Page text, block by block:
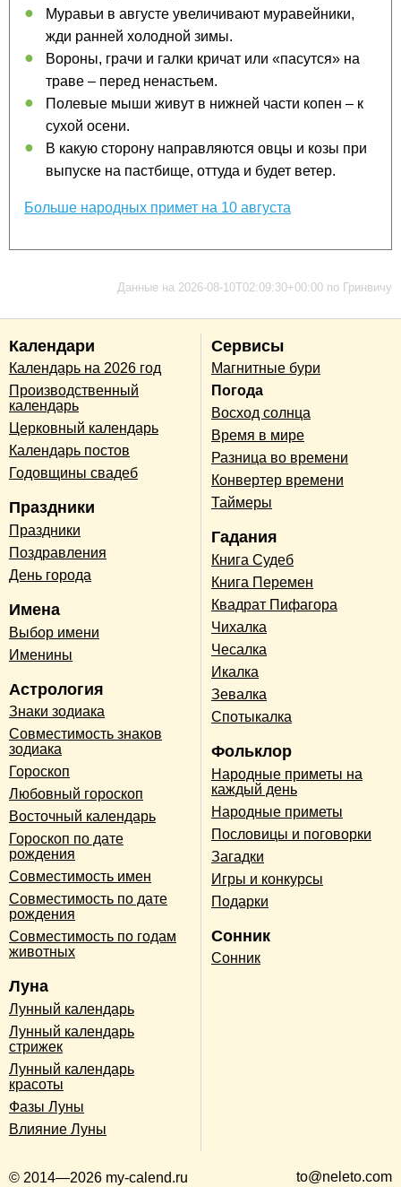
Муравьи в августе увеличивают муравейники,
жди ранней холодной зимы.
Вороны, грачи и галки кричат или «пасутся» на
траве – перед ненастьем.
Полевые мыши живут в нижней части копен – к
сухой осени.
В какую сторону направляются овцы и козы при
выпуске на пастбище, оттуда и будет ветер.
Больше народных примет на 10 августа
Данные на 2026-08-10T02:09:30+00:00 по Гринвичу
Календари
Календарь на 2026 год
Производственный
календарь
Церковный календарь
Календарь постов
Годовщины свадеб
Праздники
Праздники
Поздравления
День города
Имена
Выбор имени
Именины
Астрология
Знаки зодиака
Совместимость знаков
зодиака
Гороскоп
Любовный гороскоп
Восточный календарь
Гороскоп по дате
рождения
Совместимость имен
Совместимость по дате
рождения
Совместимость по годам
животных
Луна
Лунный календарь
Лунный календарь
стрижек
Лунный календарь
красоты
Фазы Луны
Влияние Луны
Сервисы
Магнитные бури
Погода
Восход солнца
Время в мире
Разница во времени
Конвертер времени
Таймеры
Гадания
Книга Судеб
Книга Перемен
Квадрат Пифагора
Чихалка
Чесалка
Икалка
Зевалка
Спотыкалка
Фольклор
Народные приметы на
каждый день
Народные приметы
Пословицы и поговорки
Загадки
Игры и конкурсы
Подарки
Сонник
Сонник
© 2014—2026 my-calend.ru to@neleto.com